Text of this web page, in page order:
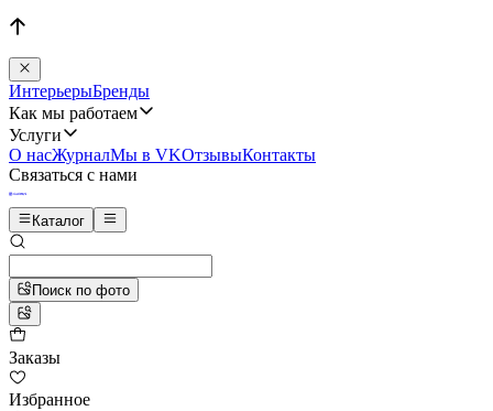
ИнтерьерыБренды
Как мы работаем
Услуги
О насЖурналМы в VKОтзывыКонтакты
Связаться с нами
Каталог
Поиск по фото
Заказы
Избранное